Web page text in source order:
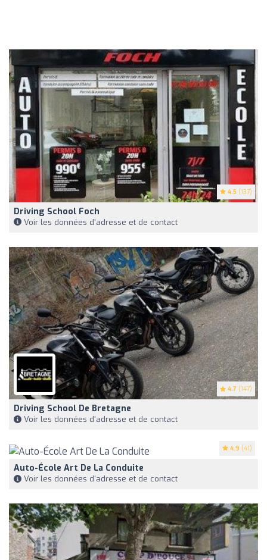
4.5 (137)
Driving School Foch
Voir les données d'adresse et de contact
4.7 (147)
Driving School De Bretagne
Voir les données d'adresse et de contact
4.9 (41)
Auto-École Art De La Conduite
Voir les données d'adresse et de contact